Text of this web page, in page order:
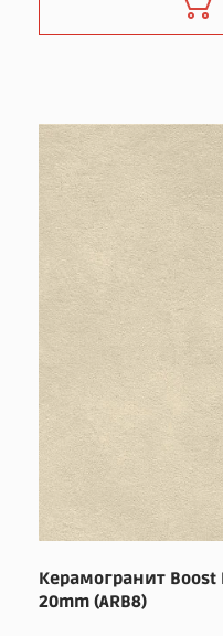
Керамогранит Boost
20mm (ARB8)